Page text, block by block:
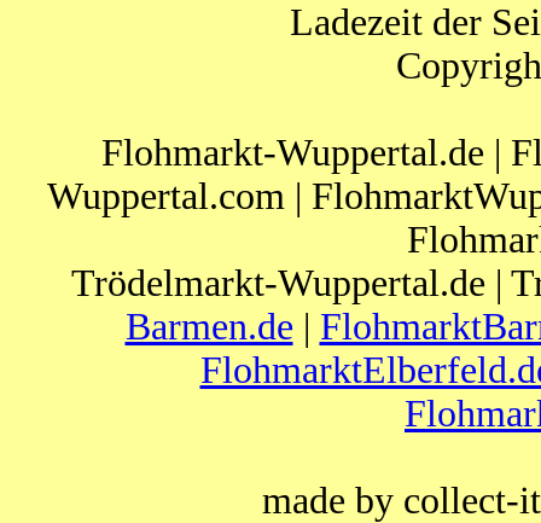
Ladezeit der
Flohmarkt-Wuppertal.de |
Wuppertal.com |
Trödelmarkt-Wuppertal.de |
Barmen.de |
made by collect-